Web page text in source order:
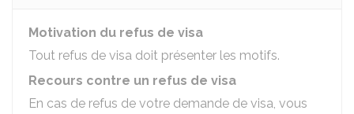
Motivation du refus de visa
Tout refus de visa doit présenter les motifs.
Recours contre un refus de visa
En cas de refus de votre demande de visa, vous